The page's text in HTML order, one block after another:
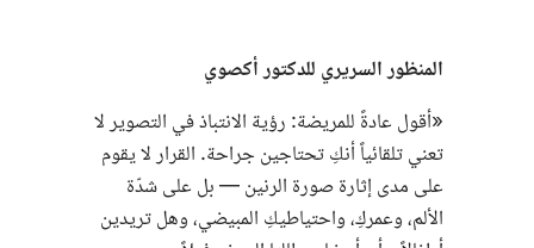
المنظور السريري للدكتور أكصوي
«أقول عادةً للمريضة: رؤية الانتباذ في التصوير لا
تعني تلقائياً أنكِ تحتاجين جراحة. القرار لا يقوم
على مدى إثارة صورة الرنين — بل على شدّة
الألم، وعمركِ، واحتياطيكِ المبيضي، وهل تريدين